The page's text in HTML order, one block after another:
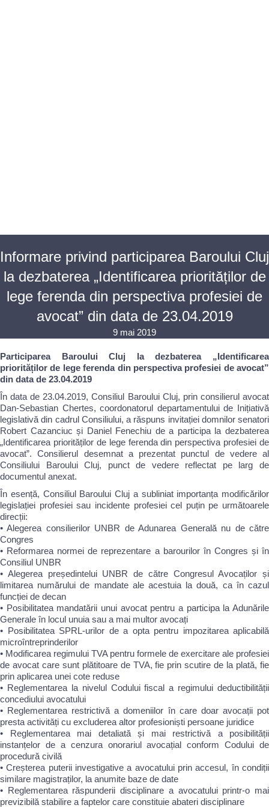
Informare privind participarea Baroului Cluj
la dezbaterea „Identificarea priorităților de
lege ferenda din perspectiva profesiei de
avocat” din data de 23.04.2019
9 mai 2019
Participarea Baroului Cluj la dezbaterea „Identificarea
priorităților de lege ferenda din perspectiva profesiei de avocat”
din data de 23.04.2019
În data de 23.04.2019, Consiliul Baroului Cluj, prin consilierul avocat
Dan-Sebastian Chertes, coordonatorul departamentului de Inițiativă
legislativă din cadrul Consiliului, a răspuns invitației domnilor senatori
Robert Cazanciuc și Daniel Fenechiu de a participa la dezbaterea
„Identificarea priorităților de lege ferenda din perspectiva profesiei de
avocat”. Consilierul desemnat a prezentat punctul de vedere al
Consiliului Baroului Cluj, punct de vedere reflectat pe larg de
documentul anexat.
În esență, Consiliul Baroului Cluj a subliniat importanța modificărilor
legislației profesiei sau incidente profesiei cel puțin pe următoarele
direcții:
• Alegerea consilierilor UNBR de Adunarea Generală nu de către
Congres
• Reformarea normei de reprezentare a barourilor în Congres și în
Consiliul UNBR
• Alegerea președintelui UNBR de către Congresul Avocaților și
limitarea numărului de mandate ale acestuia la două, ca în cazul
funcției de decan
• Posibilitatea mandatării unui avocat pentru a participa la Adunările
Generale în locul unuia sau a mai multor avocați
• Posibilitatea SPRL-urilor de a opta pentru impozitarea aplicabilă
microîntreprinderilor
• Modificarea regimului TVA pentru formele de exercitare ale profesiei
de avocat care sunt plătitoare de TVA, fie prin scutire de la plată, fie
prin aplicarea unei cote reduse
• Reglementarea la nivelul Codului fiscal a regimului deductibilității
concediului avocatului
• Reglementarea restrictivă a domeniilor în care doar avocații pot
presta activități cu excluderea altor profesioniști persoane juridice
• Reglementarea mai detaliată și mai restrictivă a posibilității
instanțelor de a cenzura onorariul avocațial conform Codului de
procedură civilă
• Creșterea puterii investigative a avocatului prin accesul, în condiții
similare magistraților, la anumite baze de date
• Reglementarea răspunderii disciplinare a avocatului printr-o mai
previzibilă stabilire a faptelor care constituie abateri disciplinare